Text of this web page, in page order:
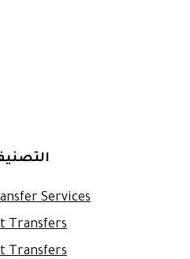
Services
Transfers
Transfers